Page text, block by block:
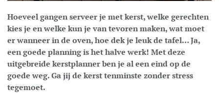
Hoeveel gangen serveer je met kerst, welke gerechten
kies je en welke kun je van tevoren maken, wat moet
er wanneer in de oven, hoe dek je leuk de tafel… Ja,
een goede planning is het halve werk! Met deze
uitgebreide kerstplanner ben je al een eind op de
goede weg. Ga jij de kerst tenminste zonder stress
tegemoet.